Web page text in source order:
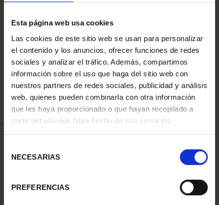
Esta página web usa cookies
Las cookies de este sitio web se usan para personalizar
el contenido y los anuncios, ofrecer funciones de redes
sociales y analizar el tráfico. Además, compartimos
información sobre el uso que haga del sitio web con
nuestros partners de redes sociales, publicidad y análisis
web, quienes pueden combinarla con otra información
que les haya proporcionado o que hayan recopilado a
partir del uso que haya hecho de sus servicios.
NECESARIAS
PREFERENCIAS
ORDENAR POR:
REFINAR